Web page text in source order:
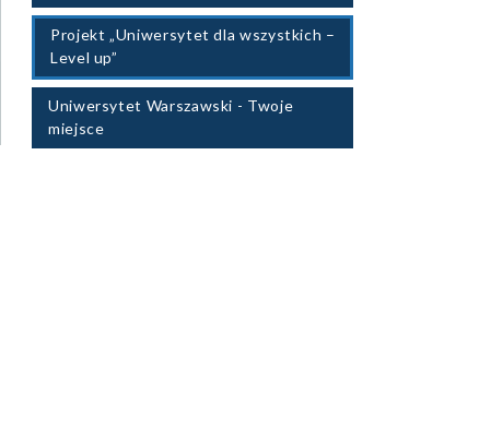
Projekt „Uniwersytet dla wszystkich –
Level up”
Uniwersytet Warszawski - Twoje
miejsce